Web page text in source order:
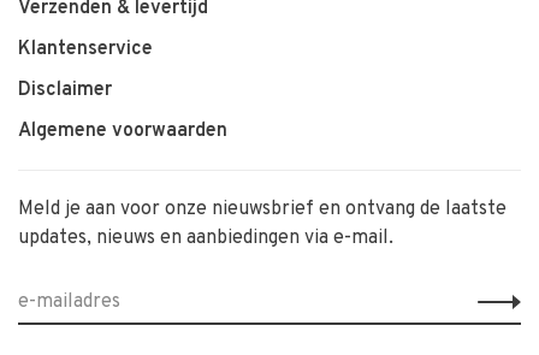
Verzenden & levertijd
Klantenservice
Disclaimer
Algemene voorwaarden
Meld je aan voor onze nieuwsbrief en ontvang de laatste
updates, nieuws en aanbiedingen via e-mail.